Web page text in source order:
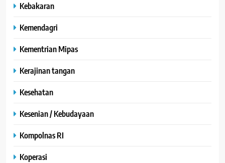
Kebakaran
Kemendagri
Kementrian Mipas
Kerajinan tangan
Kesehatan
Kesenian / Kebudayaan
Kompolnas RI
Koperasi